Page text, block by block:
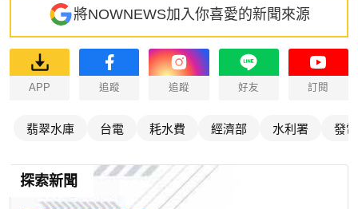
將NOWNEWS加入你喜愛的新聞來源
APP 追蹤 追蹤 好友 訂閱
翡翠水庫 台電 耗水費 經濟部 水利署 發電
探索新聞